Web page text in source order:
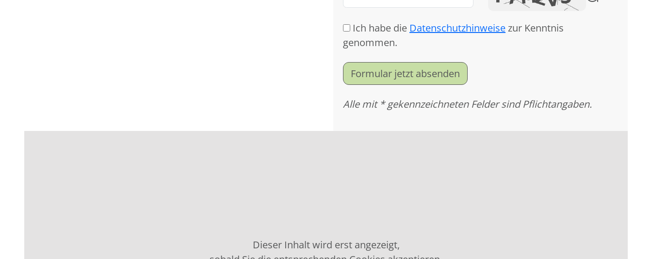
Ich habe die Datenschutzhinweisezur Kenntnis
genommen.
Formular jetzt absenden
Alle mit * gekennzeichneten Felder sind Pflichtangaben.
Dieser Inhalt wird erst angezeigt,